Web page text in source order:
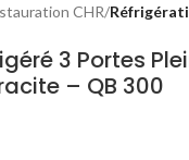
CHR
3 Portes
– QB 300